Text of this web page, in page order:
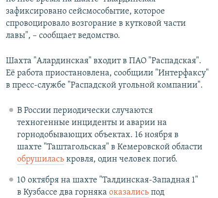
зафиксировано сейсмособытие, которое
спровоцировало возгорание в кутковой части
лавы", – сообщает ведомство.
Шахта "Алардинская" входит в ПАО "Распадская".
Её работа приостановлена, сообщили "Интерфаксу"
в пресс-службе "Распадской угольной компании".
В России периодически случаются
техногенные инциденты и аварии на
горнодобывающих объектах. 16 ноября в
шахте "Таштагольская" в Кемеровской области
обрушиласькровля, один человек погиб.
10 октября на шахте "Талдинская-Западная 1"
в Кузбассе два горняка оказалисьпод